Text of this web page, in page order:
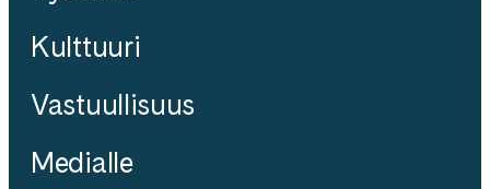
Kulttuuri
Vastuullisuus
Medialle